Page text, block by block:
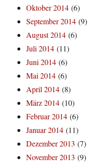
Oktober 2014 (6)
September 2014 (9)
August 2014 (6)
Juli 2014 (11)
Juni 2014 (6)
Mai 2014 (6)
April 2014 (8)
März 2014 (10)
Februar 2014 (6)
Januar 2014 (11)
Dezember 2013 (7)
November 2013 (9)